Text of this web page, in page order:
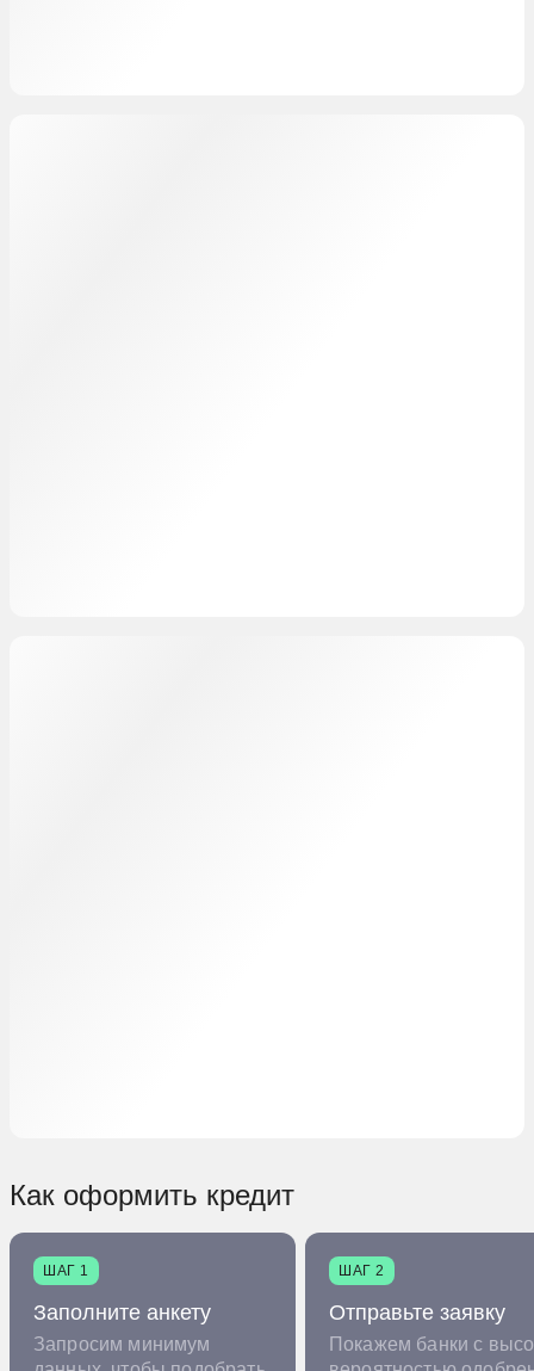
Как оформить кредит
ШАГ 1
Заполните анкету
Запросим минимум
ШАГ 2
Отправьте заявку
Покажем банки с